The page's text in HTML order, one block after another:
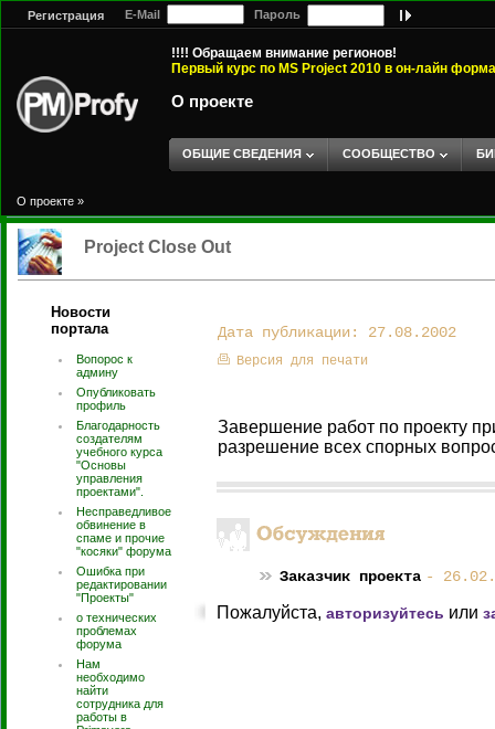
Регистрация E-Mail Пароль
!!!! Обращаем внимание регионов!
Первый курс по MS Project 2010 в он-лайн
О проекте
ОБЩИЕ СВЕДЕНИЯ СООБЩЕСТВО
О проекте »
Project Close Out
Новости
портала
Вопорос к
админу
Опубликовать
профиль
Благодарность
создателям
учебного курса
"Основы
управления
проектами".
Несправедливое
обвинение в
спаме и прочие
"косяки" форума
Ошибка при
редактировании
"Проекты"
о технических
проблемах
форума
Нам
необходимо
найти
сотрудника для
работы в
Дата публикации: 27.08.2002
Версия для печати
Завершение работ по проекту
разрешение всех спорных
Заказчик проекта -
Пожалуйста, авторизуйтесь или